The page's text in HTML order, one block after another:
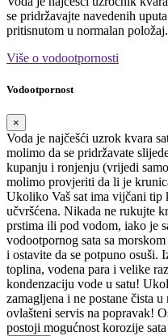
se pridržavajte navedenih
pritisnutom u normalan položaj.
Više o vodootpornosti
Vodootpornost
×
Voda je najčešći uzrok kvara
molimo da se pridržavate
kupanju i ronjenju (vrijedi
molimo provjeriti da li je
Ukoliko Vaš sat ima vijčani tip
učvršćena. Nikada ne rukujte
prstima ili pod vodom, iako je
vodootpornog sata sa
i ostavite da se potpuno osuši.
toplina, vodena para i velike
kondenzaciju vode u satu!
zamagljena i ne postane čista
ovlašteni servis na popravak!
postoji mogućnost korozije